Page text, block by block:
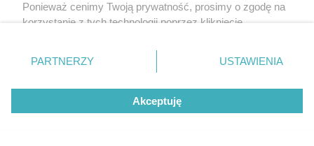
Ponieważ cenimy Twoją prywatność, prosimy o zgodę na
korzystanie z tych technologii poprzez kliknięcie
zmienić/wycofać klikając przycisk ustawień prywatności
znajdujący się w lewym dolnym rogu strony
rodzaje przetwarzania danych nie wymagają zgody
użytkownika, ale masz prawo sprzeciwić się takiemu
przetwarzaniu. Preferencje będą miały zastosowanie tylko
PARTNERZY USTAWIENIA
Akceptuję